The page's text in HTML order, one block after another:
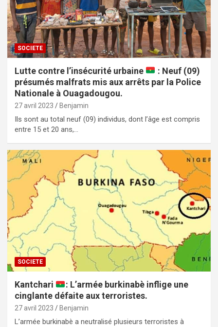
SOCIETE
Lutte contre l’insécurité urbaine
: Neuf (09)
présumés malfrats mis aux arrêts par la Police
Nationale à Ouagadougou.
27 avril 2023 Benjamin
Ils sont au total neuf (09) individus, dont l’âge est compris
entre 15 et 20 ans,…
SOCIETE
Kantchari
: L’armée burkinabè inflige une
cinglante défaite aux terroristes.
27 avril 2023 Benjamin
L’armée burkinabè a neutralisé plusieurs terroristes à